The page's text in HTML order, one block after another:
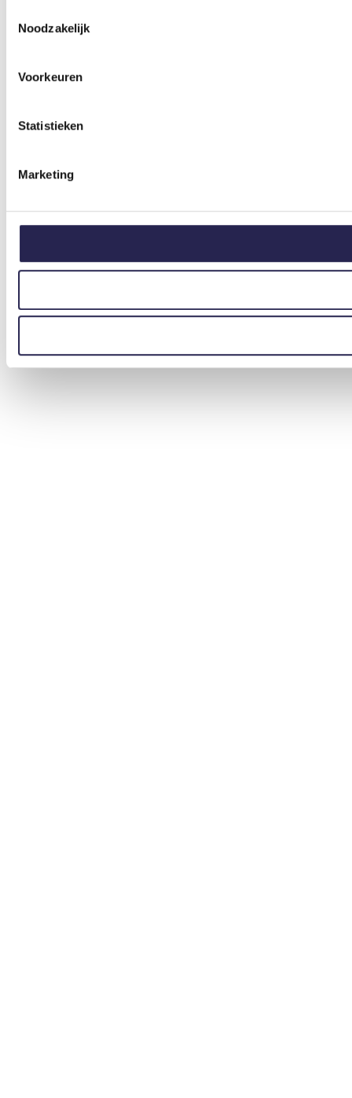
Noodzakelijk
Voorkeuren
Statistieken
Marketing